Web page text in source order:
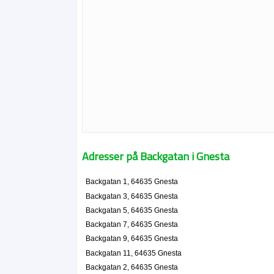
Adresser på Backgatan i Gnesta
Backgatan 1, 64635 Gnesta
Backgatan 3, 64635 Gnesta
Backgatan 5, 64635 Gnesta
Backgatan 7, 64635 Gnesta
Backgatan 9, 64635 Gnesta
Backgatan 11, 64635 Gnesta
Backgatan 2, 64635 Gnesta